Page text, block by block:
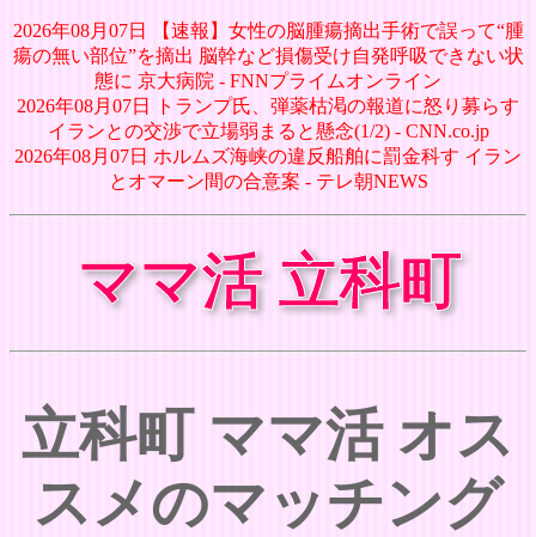
2026年08月07日 【速報】女性の脳腫瘍摘出手術で誤って“腫
瘍の無い部位”を摘出 脳幹など損傷受け自発呼吸できない状
態に 京大病院 - FNNプライムオンライン
2026年08月07日 トランプ氏、弾薬枯渇の報道に怒り募らす
イランとの交渉で立場弱まると懸念(1/2) - CNN.co.jp
2026年08月07日 ホルムズ海峡の違反船舶に罰金科す イラン
とオマーン間の合意案 - テレ朝NEWS
ママ活 立科町
立科町 ママ活 オス
スメのマッチング